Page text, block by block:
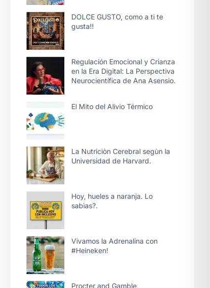
DOLCE GUSTO, como a ti te
gusta!!
Regulación Emocional y Crianza
en la Era Digital: La Perspectiva
Neurocientífica de Ana Asensio.
El Mito del Alivio Térmico
La Nutriciòn Cerebral segùn la
Universidad de Harvard.
Hoy, hueles a naranja. Lo
sabìas?.
Vivamos la Adrenalina con
#Heineken!
Procter and Gamble,